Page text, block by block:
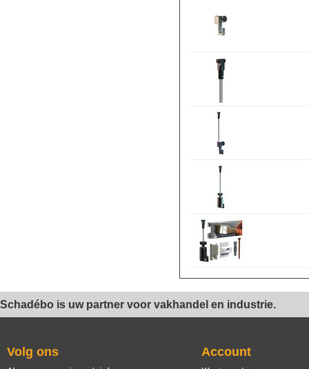
Schadébo is uw partner voor vakhandel en industrie.
Volg ons Account